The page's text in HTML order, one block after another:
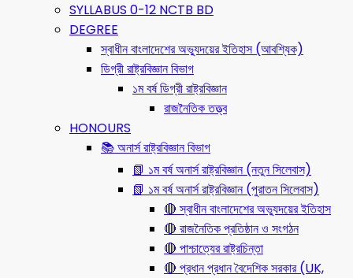
SYLLABUS 0-12 NCTB BD
DEGREE
স্বাধীন বাংলাদেশের অভ্যুদয়ের ইতিহাস (আবশ্যিক)
ডিগ্রী রাষ্ট্রবিজ্ঞান বিভাগ
১ম বর্ষ ডিগ্রী রাষ্ট্রবিজ্ঞান
রাজনৈতিক তত্ত্ব
HONOURS
📚 অনার্স রাষ্ট্রবিজ্ঞান বিভাগ
📗 ১ম বর্ষ অনার্স রাষ্ট্রবিজ্ঞান (নতুন সিলেবাস)
📗 ১ম বর্ষ অনার্স রাষ্ট্রবিজ্ঞান (পুরাতন সিলেবাস)
🔴 স্বাধীন বাংলাদেশের অভ্যুদয়ের ইতিহাস
🔴 রাজনৈতিক প্রতিষ্ঠান ও সংগঠন
🔴 পাশ্চাত্যের রাষ্ট্রচিন্তা
🔴 প্রধান প্রধান বৈদেশিক সরকার (UK,